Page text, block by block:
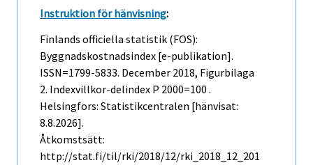
Instruktion för hänvisning:
Finlands officiella statistik (FOS):
Byggnadskostnadsindex [e-publikation].
ISSN=1799-5833. December 2018, Figurbilaga
2. Indexvillkor-delindex P 2000=100 .
Helsingfors: Statistikcentralen [hänvisat:
8.8.2026].
Åtkomstsätt:
http://stat.fi/til/rki/2018/12/rki_2018_12_201